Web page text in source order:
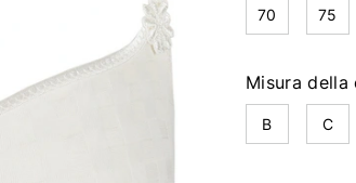
70 75
Misura della
B C